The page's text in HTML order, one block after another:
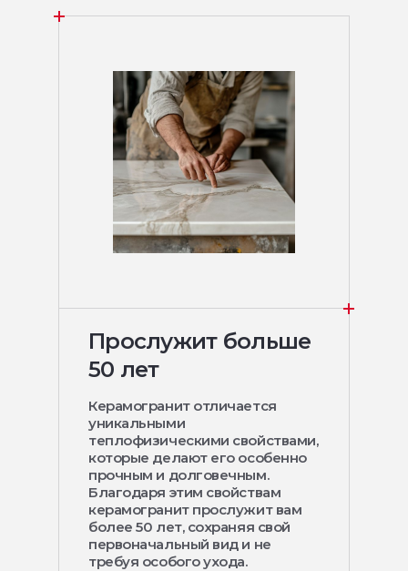
Прослужит больше
50 лет
Керамогранит отличается
уникальными
теплофизическими свойствами,
которые делают его особенно
прочным и долговечным.
Благодаря этим свойствам
керамогранит прослужит вам
более 50 лет, сохраняя свой
первоначальный вид и не
требуя особого ухода.